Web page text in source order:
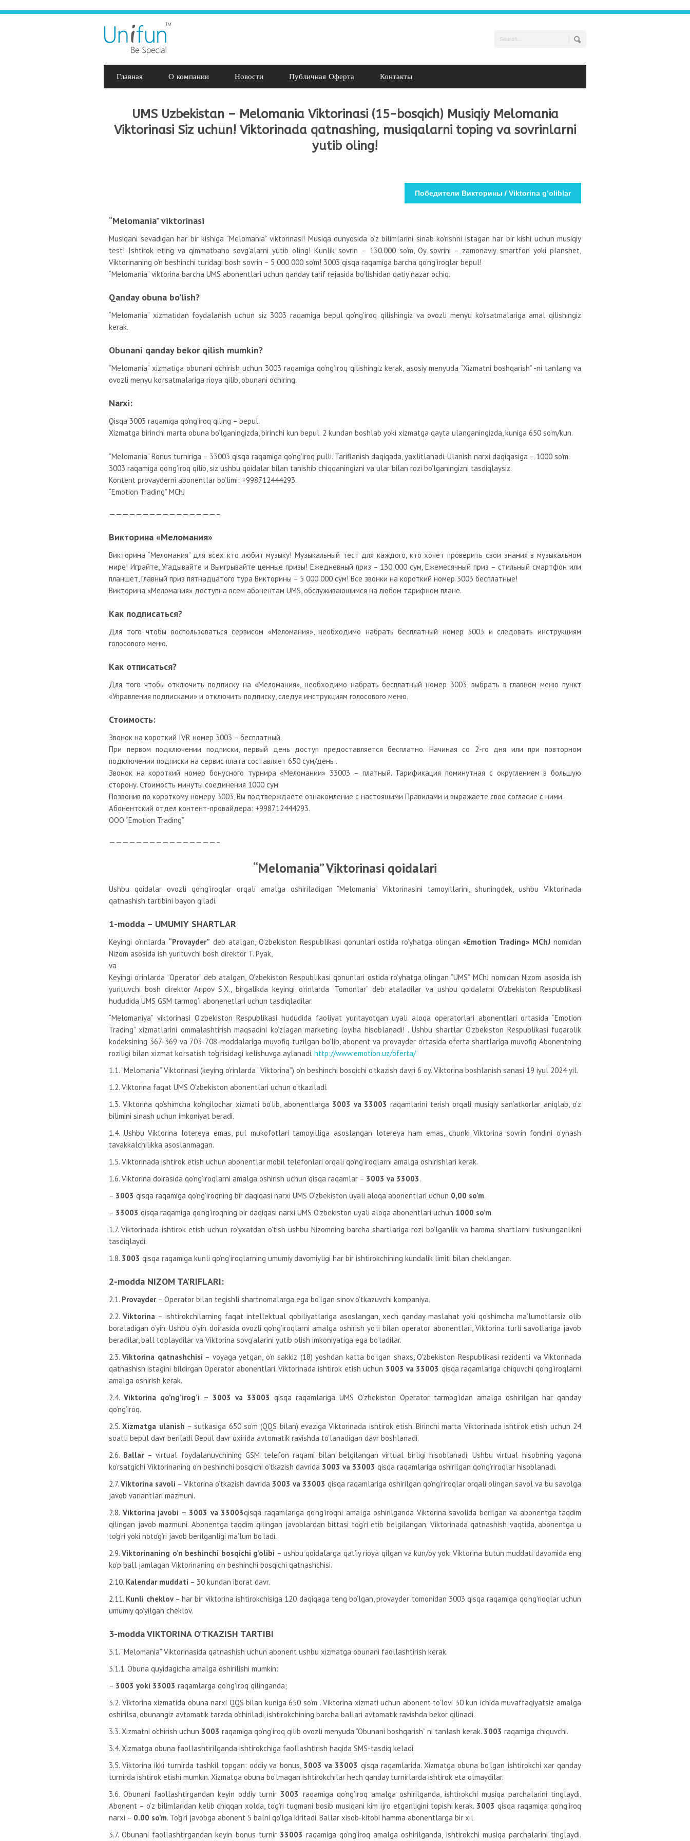
Главная О компании Новости Публичная Оферта Контакты
UMS Uzbekistan – Melomania Viktorinasi (15-bosqich) Musiqiy Melomania
Viktorinasi Siz uchun! Viktorinada qatnashing, musiqalarni toping va sovrinlarni
yutib oling!
Победители Викторины / Viktorina g’oliblar
“Melomania” viktorinasi
Musiqani sevadigan har bir kishiga “Melomania” viktorinasi! Musiqa dunyosida o’z bilimlarini sinab ko’rishni istagan har bir kishi uchun musiqiy
test! Ishtirok eting va qimmatbaho sovg’alarni yutib oling! Kunlik sovrin – 130.000 so’m, Oy sovrini – zamonaviy smartfon yoki planshet,
Viktorinaning o’n beshinchi turidagi bosh sovrin – 5 000 000 so’m! 3003 qisqa raqamiga barcha qo’ng’iroqlar bepul!
“Melomania” viktorina barcha UMS abonentlari uchun qanday tarif rejasida bo’lishidan qatiy nazar ochiq.
Qanday obuna bo’lish?
“Melomania” xizmatidan foydalanish uchun siz 3003 raqamiga bepul qo’ng’iroq qilishingiz va ovozli menyu ko’rsatmalariga amal qilishingiz
kerak.
Obunani qanday bekor qilish mumkin?
“Melomania” xizmatiga obunani o’chirish uchun 3003 raqamiga qo’ng’iroq qilishingiz kerak, asosiy menyuda “Xizmatni boshqarish” -ni tanlang va
ovozli menyu ko’rsatmalariga rioya qilib, obunani o’chiring.
Narxi:
Qisqa 3003 raqamiga qo’ng’iroq qiling – bepul.
Xizmatga birinchi marta obuna bo’lganingizda, birinchi kun bepul. 2 kundan boshlab yoki xizmatga qayta ulanganingizda, kuniga 650 so’m/kun.
“Melomania” Bonus turniriga – 33003 qisqa raqamiga qo’ng’iroq pulli. Tariflanish daqiqada, yaxlitlanadi. Ulanish narxi daqiqasiga – 1000 so’m.
3003 raqamiga qo’ng’iroq qilib, siz ushbu qoidalar bilan tanishib chiqqaningizni va ular bilan rozi bo’lganingizni tasdiqlaysiz.
Kontent provayderni abonentlar bo’limi: +998712444293.
“Emotion Trading” MChJ
————————————————–
Викторина «Меломания»
Викторина “Меломания” для всех кто любит музыку! Музыкальный тест для каждого, кто хочет проверить свои знания в музыкальном
мире! Играйте, Угадывайте и Выигрывайте ценные призы! Ежедневный приз – 130 000 сум, Ежемесячный приз – стильный смартфон или
планшет, Главный приз пятнадцатого тура Викторины – 5 000 000 сум! Все звонки на короткий номер 3003 бесплатные!
Викторина «Меломания» доступна всем абонентам UMS, обслуживающимся на любом тарифном плане.
Как подписаться?
Для того чтобы воспользоваться сервисом «Меломания», необходимо набрать бесплатный номер 3003 и следовать инструкциям
голосового меню.
Как отписаться?
Для того чтобы отключить подписку на «Меломания», необходимо набрать бесплатный номер 3003, выбрать в главном меню пункт
«Управления подписками» и отключить подписку, следуя инструкциям голосового меню.
Стоимость:
Звонок на короткий IVR номер 3003 – бесплатный.
При первом подключении подписки, первый день доступ предоставляется бесплатно. Начиная со 2-го дня или при повторном
подключении подписки на сервис плата составляет 650 сум/день .
Звонок на короткий номер бонусного турнира «Меломании» 33003 – платный. Тарификация поминутная с округлением в большую
сторону. Стоимость минуты соединения 1000 сум.
Позвонив по короткому номеру 3003, Вы подтверждаете ознакомление с настоящими Правилами и выражаете своё согласие с ними.
Абонентский отдел контент-провайдера: +998712444293.
ООО “Emotion Trading”
————————————————–
“Melomania” Viktorinasi qoidalari
Ushbu qoidalar ovozli qo’ng’iroqlar orqali amalga oshiriladigan “Melomania” Viktorinasini tamoyillarini, shuningdek, ushbu Viktorinada
qatnashish tartibini bayon qiladi.
1-modda – UMUMIY SHARTLAR
Keyingi o’rinlarda “Provayder” deb atalgan, O’zbekiston Respublikasi qonunlari ostida ro’yhatga olingan«Emotion Trading» MChJ nomidan
Nizom asosida ish yurituvchi bosh direktor T. Pyak,
va
Keyingi o’rinlarda “Operator” deb atalgan, O’zbekiston Respublikasi qonunlari ostida ro’yhatga olingan “UMS” MChJ nomidan Nizom asosida ish
yurituvchi bosh direktor Aripov S.X., birgalikda keyingi o’rinlarda “Tomonlar” deb ataladilar va ushbu qoidalarni O’zbekiston Respublikasi
hududida UMS GSM tarmog’i abonenetlari uchun tasdiqladilar.
“Melomaniya” viktorinasi O’zbekiston Respublikasi hududida faoliyat yuritayotgan uyali aloqa operatorlari abonentlari o’rtasida “Emotion
Trading” xizmatlarini ommalashtirish maqsadini ko’zlagan marketing loyiha hisoblanadi! . Ushbu shartlar O’zbekiston Respublikasi fuqarolik
kodeksining 367-369 va 703-708-moddalariga muvofiq tuzilgan bo’lib, abonent va provayder o’rtasida oferta shartlariga muvofiq Abonentning
roziligi bilan xizmat ko’rsatish to’g’risidagi kelishuvga aylanadi. http://www.emotion.uz/oferta/
1.1. “Melomania” Viktorinasi (keying o’rinlarda “Viktorina”) o’n beshinchi bosqichi o’tkazish davri 6 oy. Viktorina boshlanish sanasi 19 iyul 2024 yil.
1.2. Viktorina faqat UMS O’zbekiston abonentlari uchun o’tkaziladi.
1.3. Viktorina qo’shimcha ko’ngilochar xizmati bo’lib, abonentlarga 3003 va 33003 raqamlarini terish orqali musiqiy san’atkorlar aniqlab, o’z
bilimini sinash uchun imkoniyat beradi.
1.4. Ushbu Viktorina lotereya emas, pul mukofotlari tamoyilliga asoslangan lotereya ham emas, chunki Viktorina sovrin fondini o’ynash
tavakkalchilikka asoslanmagan.
1.5. Viktorinada ishtirok etish uchun abonentlar mobil telefonlari orqali qo’ng’iroqlarni amalga oshirishlari kerak.
1.6. Viktorina doirasida qo’ng’iroqlarni amalga oshirish uchun qisqa raqamlar – 3003 va 33003.
– 3003 qisqa raqamiga qo’ng’iroqning bir daqiqasi narxi UMS O’zbekiston uyali aloqa abonentlari uchun 0,00 so’m.
– 33003 qisqa raqamiga qo’ng’iroqning bir daqiqasi narxi UMS O’zbekiston uyali aloqa abonentlari uchun 1000 so’m.
1.7. Viktorinada ishtirok etish uchun ro’yxatdan o’tish ushbu Nizomning barcha shartlariga rozi bo’lganlik va hamma shartlarni tushunganlikni
tasdiqlaydi.
1.8. 3003 qisqa raqamiga kunli qo’ng’iroqlarning umumiy davomiyligi har bir ishtirokchining kundalik limiti bilan cheklangan.
2-modda NIZOM TA’RIFLARI:
2.1. Provayder– Operator bilan tegishli shartnomalarga ega bo’lgan sinov o’tkazuvchi kompaniya.
2.2. Viktorina – ishtirokchilarning faqat intellektual qobiliyatlariga asoslangan, xech qanday maslahat yoki qo’shimcha ma’lumotlarsiz olib
boraladigan o’yin. Ushbu o’yin doirasida ovozli qo’ng’iroqlarni amalga oshirish yo’li bilan operator abonentlari, Viktorina turli savollariga javob
beradilar, ball to’playdilar va Viktorina sovg’alarini yutib olish imkoniyatiga ega bo’ladilar.
2.3.Viktorina qatnashchisi – voyaga yetgan, o’n sakkiz (18) yoshdan katta bo’lgan shaxs, O’zbekiston Respublikasi rezidenti va Viktorinada
qatnashish istagini bildirgan Operator abonentlari. Viktorinada ishtirok etish uchun 3003 va 33003 qisqa raqamlariga chiquvchi qo’ng’iroqlarni
amalga oshirish kerak.
2.4. Viktorina qo’ng’irog’i – 3003 va 33003 qisqa raqamlariga UMS O’zbekiston Operator tarmog’idan amalga oshirilgan har qanday
qo’ng’iroq.
2.5.Xizmatga ulanish – sutkasiga 650 so’m(QQS bilan) evaziga Viktorinada ishtirok etish. Birinchi marta Viktorinada ishtirok etish uchun 24
soatli bepul davr beriladi. Bepul davr oxirida avtomatik ravishda to’lanadigan davr boshlanadi.
2.6. Ballar– virtual foydalanuvchining GSM telefon raqami bilan belgilangan virtual birligi hisoblanadi. Ushbu virtual hisobning yagona
ko’rsatgichi Viktorinaning o’n beshinchi bosqichi o’tkazish davrida 3003 va 33003 qisqa raqamlariga oshirilgan qo’ng’riroqlar hisoblanadi.
2.7. Viktorina savoli – Viktorina o’tkazish davrida 3003 va 33003 qisqa raqamlariga oshirilgan qo’ng’riroqlar orqali olingan savol va bu savolga
javob variantlari mazmuni.
2.8. Viktorina javobi – 3003 va 33003qisqa raqamlariga qo’ng’iroqni amalga oshirilganda Viktorina savolida berilgan va abonentga taqdim
qilingan javob mazmuni. Abonentga taqdim qilingan javoblardan bittasi to’g’ri etib belgilangan. Viktorinada qatnashish vaqtida, abonentga u
to’g’ri yoki noto’g’ri javob berilganligi ma’lum bo’ladi.
2.9.Viktorinaning o’n beshinchi bosqichi g’olibi – ushbu qoidalarga qat’iy rioya qilgan va kun/oy yoki Viktorina butun muddati davomida eng
ko’p ball jamlagan Viktorinaning o’n beshinchi bosqichi qatnashchisi.
2.10. Kalendar muddati – 30 kundan iborat davr.
2.11. Kunli cheklov– har bir viktorina ishtirokchisiga 120 daqiqaga teng bo’lgan, provayder tomonidan 3003 qisqa raqamiga qo’ng’rioqlar uchun
umumiy qo’yilgan cheklov.
3-modda VIKTORINA O’TKAZISH TARTIBI
3.1. “Melomania” Viktorinasida qatnashish uchun abonent ushbu xizmatga obunani faollashtirish kerak.
3.1.1. Obuna quyidagicha amalga oshirilishi mumkin:
– 3003 yoki 33003 raqamlarga qo’ng’iroq qilinganda;
3.2. Viktorina xizmatida obuna narxi QQS bilan kuniga 650 so’m . Viktorina xizmati uchun abonent to’lovi 30 kun ichida muvaffaqiyatsiz amalga
oshirilsa, obunangiz avtomatik tarzda o’chiriladi, ishtirokchining barcha ballari avtomatik ravishda bekor qilinadi.
3.3. Xizmatni o’chirish uchun 3003 raqamiga qo’ng’iroq qilib ovozli menyuda “Obunani boshqarish” ni tanlash kerak. 3003 raqamiga chiquvchi.
3.4. Xizmatga obuna faollashtirilganda ishtirokchiga faollashtirish haqida SMS-tasdiq keladi.
3.5. Viktorina ikki turnirda tashkil topgan: oddiy va bonus, 3003 va 33003 qisqa raqamlarida. Xizmatga obuna bo’lgan ishtirokchi xar qanday
turnirda ishtirok etishi mumkin. Xizmatga obuna bo’lmagan ishtirokchilar hech qanday turnirlarda ishtirok eta olmaydilar.
3.6. Obunani faollashtirgandan keyin oddiy turnir 3003 raqamiga qo’ng’iroq amalga oshirilganda, ishtirokchi musiqa parchalarini tinglaydi.
Abonent – o’z bilimlaridan kelib chiqqan xolda, to’g’ri tugmani bosib musiqani kim ijro etganligini topishi kerak. 3003 qisqa raqamiga qo’ng’iroq
narxi – 0.00 so’m. To’g’ri javobga abonent 5 balni qo’lga kiritadi. Ballar xisob-kitobi hamma abonentlarga bir xil.
3.7. Obunani faollashtirgandan keyin bonus turnir 33003 raqamiga qo’ng’iroq amalga oshirilganda, ishtirokchi musiqa parchalarini tinglaydi.